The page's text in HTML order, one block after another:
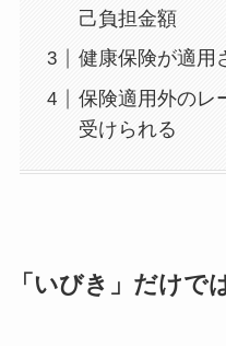
己負担金額
健康保険が適用
保険適用外のレ
受けられる
「いびき」だけで